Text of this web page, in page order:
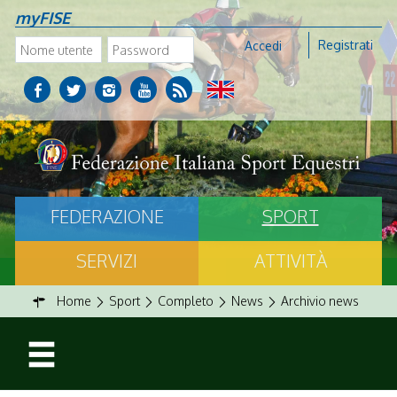
myFISE
Accedi Registrati
FEDERAZIONE
SPORT
SERVIZI
ATTIVITÀ
Home Sport Completo News Archivio news